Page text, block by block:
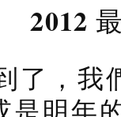
2012
了，我
是明年